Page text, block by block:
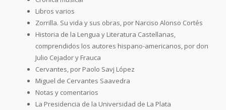
Libros varios
Zorrilla. Su vida y sus obras, por Narciso Alonso Cortés
Historia de la Lengua y Literatura Castellanas,
comprendidos los autores hispano-americanos, por don
Julio Cejador y Frauca
Cervantes, por Paolo Savj López
Miguel de Cervantes Saavedra
Notas y comentarios
La Presidencia de la Universidad de La Plata